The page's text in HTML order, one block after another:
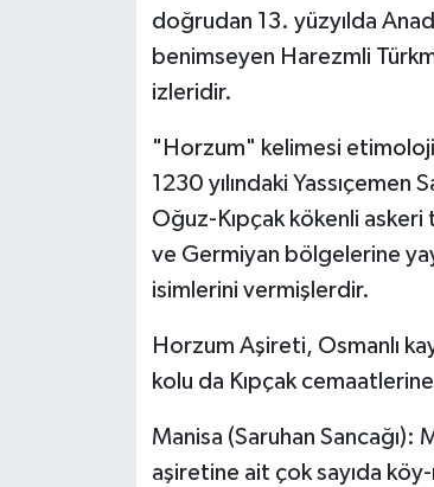
doğrudan 13. yüzyılda
benimseyen Harezmli
izleridir.
"Horzum" kelimesi
1230 yılındaki Yassıçemen
Oğuz-Kıpçak kökenli askeri
ve Germiyan bölgelerine
isimlerini vermişlerdir.
Horzum Aşireti, Osmanlı
kolu da Kıpçak
Manisa (Saruhan Sancağı):
aşiretine ait çok sayıda